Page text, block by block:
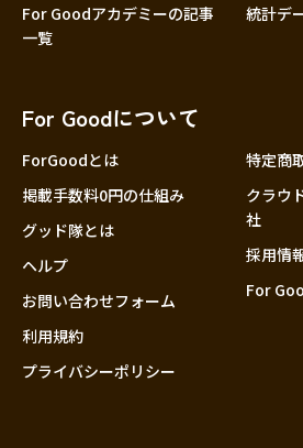
For Goodアカデミーの記事
一覧
統計デ
For Goodについて
ForGoodとは
掲載手数料0円の仕組み
グッド隊とは
ヘルプ
お問い合わせフォーム
利用規約
プライバシーポリシー
特定商
クラウ
社
採用情
For